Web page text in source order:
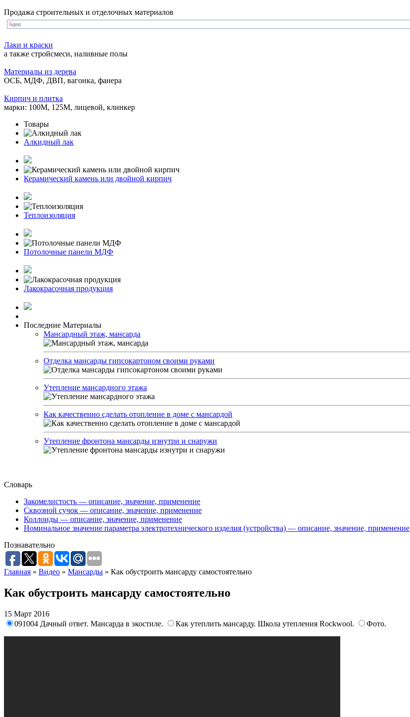
Продажа строительных и отделочных материалов
Лаки и краски
а также стройсмеси, наливные полы
Материалы из дерева
ОСБ, МДФ, ДВП, вагонка, фанера
Кирпич и плитка
марки: 100М, 125М, лицевой, клинкер
Товары
Алкидный лак
Керамический камень или двойной кирпич
Теплоизоляция
Потолочные панели МДФ
Лакокрасочная продукция
Последние Материалы
Мансардный этаж, мансарда
Отделка мансарды гипсокартоном своими руками
Утепление мансардного этажа
Как качественно сделать отопление в доме с мансардой
Утепление фронтона мансарды изнутри и снаружи
Словарь
Закомелистость — описание, значение, применение
Сквозной сучок — описание, значение, применение
Коллоиды — описание, значение, применение
Номинальное значение параметра электротехнического изделия (устройства) — описание, значение, применение
Познавательно
Главная » Видео » Мансарды » Как обустроить мансарду самостоятельно
Как обустроить мансарду самостоятельно
15 Март 2016
091004 Дачный ответ. Мансарда в экостиле.
Как утеплить мансарду. Школа утепления Rockwool. Фото.